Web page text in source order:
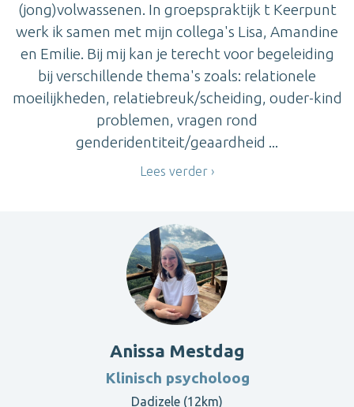
(jong)volwassenen. In groepspraktijk t Keerpunt
werk ik samen met mijn collega's Lisa, Amandine
en Emilie. Bij mij kan je terecht voor begeleiding
bij verschillende thema's zoals: relationele
moeilijkheden, relatiebreuk/scheiding, ouder-kind
problemen, vragen rond
genderidentiteit/geaardheid ...
Lees verder
Anissa Mestdag
Klinisch psycholoog
Dadizele (12km)